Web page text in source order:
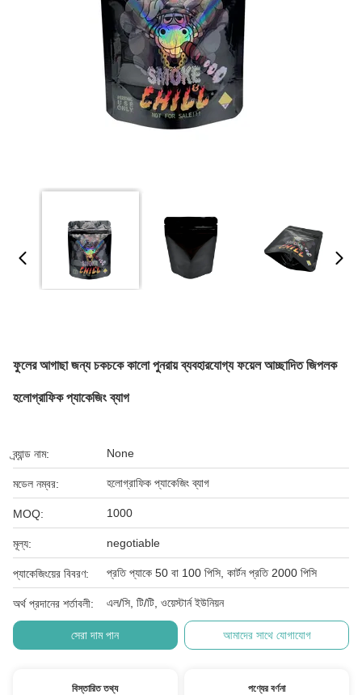
ফুলের আগাছা জন্য চকচকে কালো পুনরায় ব্যবহারযোগ্য ফয়েল আচ্ছাদিত জিপলক
হলোগ্রাফিক প্যাকেজিং ব্যাগ
ব্র্যান্ড নাম: None
মডেল নম্বর: হলোগ্রাফিক প্যাকেজিং ব্যাগ
MOQ: 1000
মূল্য: negotiable
প্যাকেজিংয়ের বিবরণ: প্রতি প্যাকে 50 বা 100 পিসি, কার্টন প্রতি 2000 পিসি
অর্থ প্রদানের শর্তাবলী: এল/সি, টি/টি, ওয়েস্টার্ন ইউনিয়ন
সেরা দাম পান আমাদের সাথে যোগাযোগ
বিস্তারিত তথ্য পণ্যের বর্ণনা